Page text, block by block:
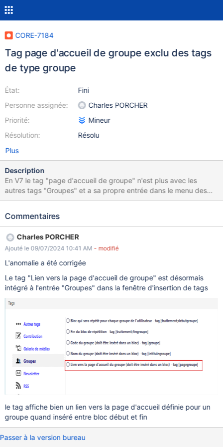
CORE-7184
Tag page d'accueil de groupe exclu des tags
de type groupe
État:
Personne assignée:
Priorité:
Résolution:
Fini
Charles PORCHER
Mineur
Résolu
Plus
Description
En V7 le tag "page d'accueil de groupe" n'est plus avec les
autres tags "Groupes" et a sa propre entrée dans le menu des
tags : Ce qui n'est pas très intuitif puisqu'il faut aller chercher les
d'accueil de groupe) dans "Groupes" En 6.7, tout est dans
Commentaires
Charles PORCHER
Ajouté le 09/07/2024 10:41 AM - modifié
L'anomalie a été corrigée
Le tag "Lien vers la page d'accueil de groupe" est désormais
intégré à l'entrée "Groupes" dans la fenêtre d'insertion de tags
le tag affiche bien un lien vers la page d'accueil définie pour un
groupe quand inséré entre bloc début et fin
Passer à la version bureau